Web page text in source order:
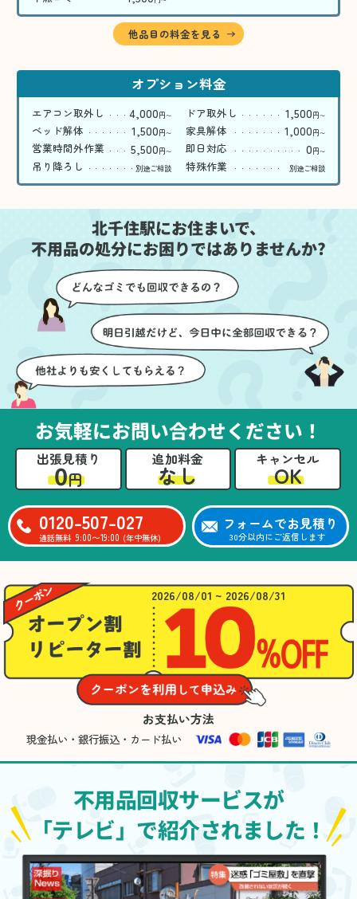
他品目の料金を見る
オプション料金
エアコン取外し 4,000円〜 ドア取外し 1,500円〜
ベッド解体 1,500円〜 家具解体 1,000円〜
営業時間外作業 5,500円〜 即日対応 0円〜
吊り降ろし 別途ご相談 特殊作業 別途ご相談
北千住駅にお住まいで、
不用品の処分にお困りではありませんか?
お気軽にお問い合わせください！
出張見積り
0円
追加料金
なし
キャンセル
OK
0120-507-027
通話無料 9:00〜19:00 (年中無休)
フォームでお見積り
30分以内にご返信します
2026/08/01 ~ 2026/08/31
お支払い方法
現金払い・銀行振込・カード払い
不用品回収サービスが
「テレビ」で紹介されました！